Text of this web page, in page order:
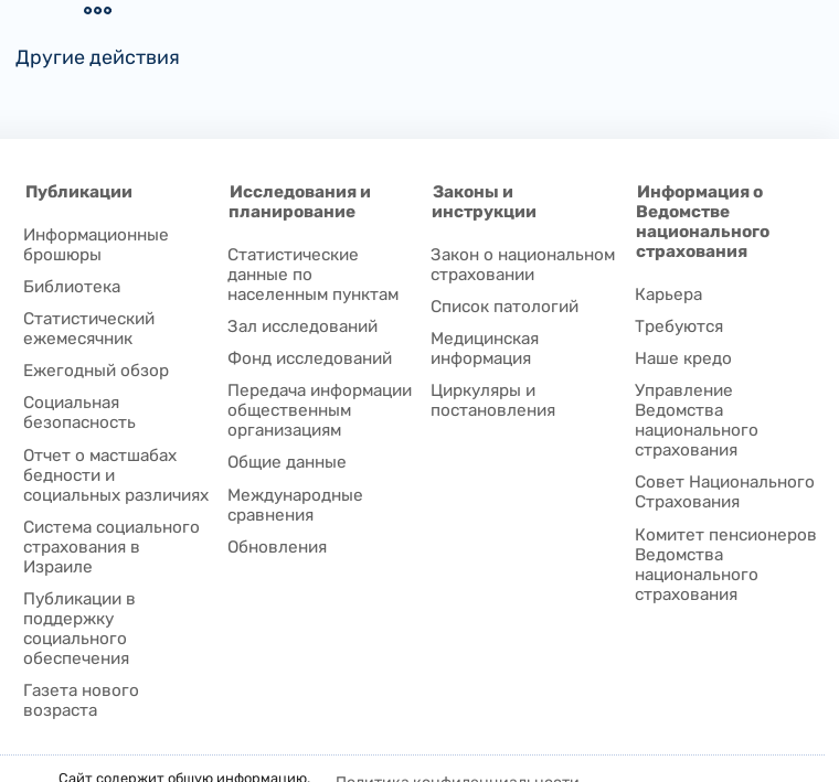
Другие действия
Информация о
Ведомстве
национального
страхования
Карьера
Требуются
Наше кредо
Управление
Ведомства
национального
страхования
Совет Национального
Cтрахования
Комитет пенсионеров
Ведомства
национального
страхования
Законы и
инструкции
Закон о национальном
страховании
Список патологий
Медицинская
информация
Циркуляры и
постановления
Исследования и
планирование
Статистические
данные по
населенным пунктам
Зал исследований
Фонд исследований
Передача информации
общественным
организациям
Общие данные
Международные
сравнения
Обновления
Публикации
Информационные
брошюры
Библиотека
Статистический
ежемесячник
Ежегодный обзор
Социальная
безопасность
Отчет о мастшабах
бедности и
социальных различиях
Система социального
страхования в
Израиле
Публикации в
поддержку
социального
обеспечения
Газета нового
возраста
Сайт содержит общую информацию.